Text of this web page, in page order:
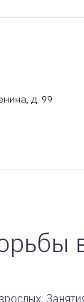
д. 99